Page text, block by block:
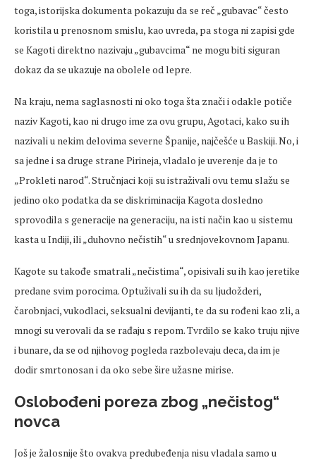
toga, istorijska dokumenta pokazuju da se reč „gubavac“ često
koristila u prenosnom smislu, kao uvreda, pa stoga ni zapisi gde
se Kagoti direktno nazivaju „gubavcima“ ne mogu biti siguran
dokaz da se ukazuje na obolele od lepre.
Na kraju, nema saglasnosti ni oko toga šta znači i odakle potiče
naziv Kagoti, kao ni drugo ime za ovu grupu, Agotaci, kako su ih
nazivali u nekim delovima severne Španije, najčešće u Baskiji. No, i
sa jedne i sa druge strane Pirineja, vladalo je uverenje da je to
„Prokleti narod“. Stručnjaci koji su istraživali ovu temu slažu se
jedino oko podatka da se diskriminacija Kagota dosledno
sprovodila s generacije na generaciju, na isti način kao u sistemu
kasta u Indiji, ili „duhovno nečistih“ u srednjovekovnom Japanu.
Kagote su takođe smatrali „nečistima“, opisivali su ih kao jeretike
predane svim porocima. Optuživali su ih da su ljudožderi,
čarobnjaci, vukodlaci, seksualni devijanti, te da su rođeni kao zli, a
mnogi su verovali da se rađaju s repom. Tvrdilo se kako truju njive
i bunare, da se od njihovog pogleda razbolevaju deca, da im je
dodir smrtonosan i da oko sebe šire užasne mirise.
Oslobođeni poreza zbog „nečistog“
novca
Još je žalosnije što ovakva predubeđenja nisu vladala samo u